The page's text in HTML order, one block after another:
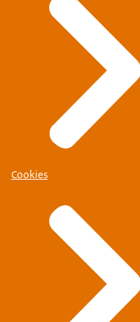
Cookies